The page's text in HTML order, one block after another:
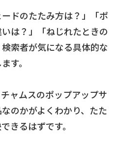
ドのたたみ方は？」「ポ
は？」「ねじれたときの
索者が気になる具体的な
す。
ャムスのポップアップサ
のかがよくわかり、たた
きるはずです。